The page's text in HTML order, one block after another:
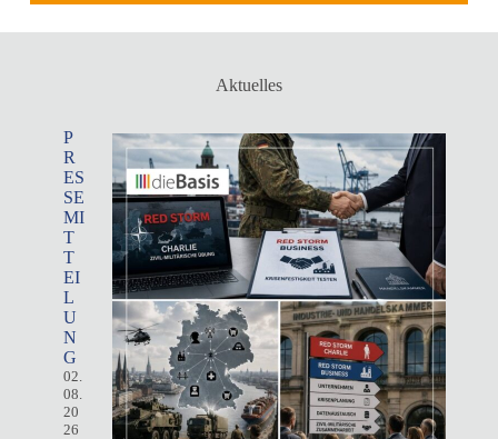
Aktuelles
P
R
ES
SE
MI
T
T
EI
L
U
N
G
02.
08.
20
26